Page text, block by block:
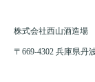
株式会社西山酒造場
〒669-4302 兵庫県丹